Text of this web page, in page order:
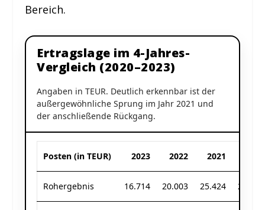
Bereich.
Ertragslage im 4-Jahres-
Vergleich (2020–2023)
Angaben in TEUR. Deutlich erkennbar ist der
außergewöhnliche Sprung im Jahr 2021 und
der anschließende Rückgang.
Posten (in TEUR) 2023 2022 2021
Rohergebnis 16.714 20.003 25.424 21.235